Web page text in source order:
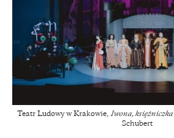
Teatr Ludowy w Krakowie, Iwona,
Schubert